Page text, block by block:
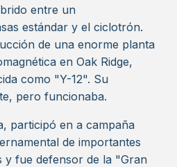
entre un
estándar y el ciclotrón.
de una enorme planta
en Oak Ridge,
como "Y-12". Su
pero funcionaba.
participó en a campaña
de importantes
y fue defensor de la "Gran